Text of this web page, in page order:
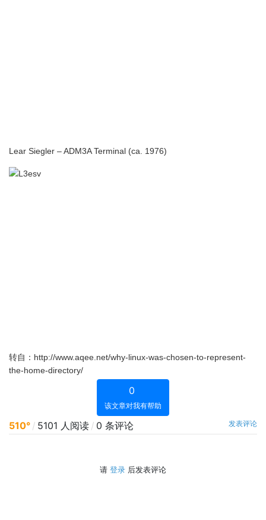
Lear Siegler – ADM3A Terminal (ca. 1976)
转自：http://www.aqee.net/why-linux-was-chosen-to-represent-
the-home-directory/
0
该文章对我有帮助
510° / 5101 人阅读 / 0 条评论 发表评论
请 登录 后发表评论